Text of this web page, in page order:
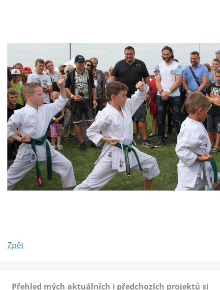
Zpět
Přehled mých aktuálních i předchozích projektů si